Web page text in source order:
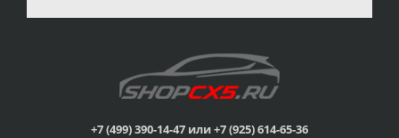
+7 (499) 390-14-47 или +7 (925) 614-65-36